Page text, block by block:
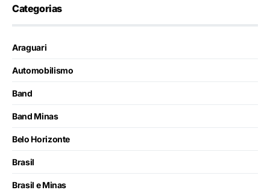
Categorias
Araguari
Automobilismo
Band
Band Minas
Belo Horizonte
Brasil
Brasil e Minas